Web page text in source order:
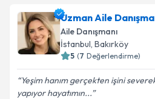
Uzman Aile
Aile Danışmanı
İstanbul, Bakırköy
5 (7 Değerlendirme)
Yeşim hanım gerçekten işini
yapıyor hayatımın...